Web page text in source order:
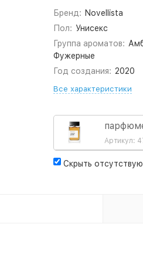
Бренд: Novellista
Пол: Унисекс
Группа ароматов:
Фужерные
Год создания: 2020
Все характеристики
Артикул:
Скрыть